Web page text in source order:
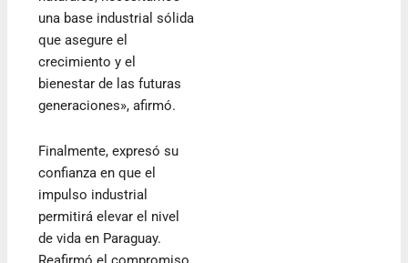
una base industrial sólida
que asegure el
crecimiento y el
bienestar de las futuras
generaciones», afirmó.
Finalmente, expresó su
confianza en que el
impulso industrial
permitirá elevar el nivel
de vida en Paraguay.